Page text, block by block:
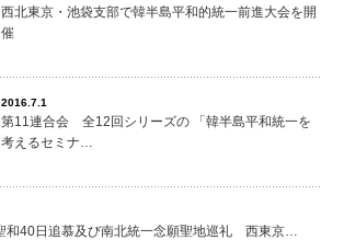
西北東京・池袋支部で韓半島平和的統一前進大会を開
催
2016.7.1
第11連合会 全12回シリーズの 「韓半島平和統一を
考えるセミナ…
和40日追慕及び南北統一念願聖地巡礼 西東京…